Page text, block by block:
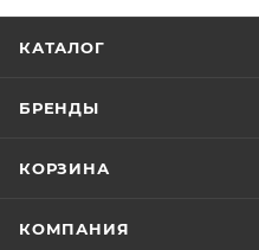
КАТАЛОГ
БРЕНДЫ
КОРЗИНА
КОМПАНИЯ